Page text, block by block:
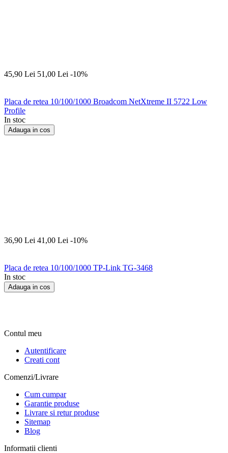
45,90 Lei 51,00 Lei -10%
Placa de retea 10/100/1000 Broadcom NetXtreme II 5722 Low
Profile
In stoc
Adauga in cos
36,90 Lei 41,00 Lei -10%
Placa de retea 10/100/1000 TP-Link TG-3468
In stoc
Adauga in cos
Contul meu
Autentificare
Creati cont
Comenzi/Livrare
Cum cumpar
Garantie produse
Livrare si retur produse
Sitemap
Blog
Informatii clienti